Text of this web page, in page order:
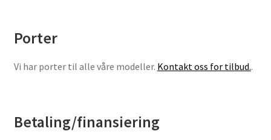
Porter
Vi har porter til alle våre modeller. Kontakt oss for tilbud..
Betaling/finansiering